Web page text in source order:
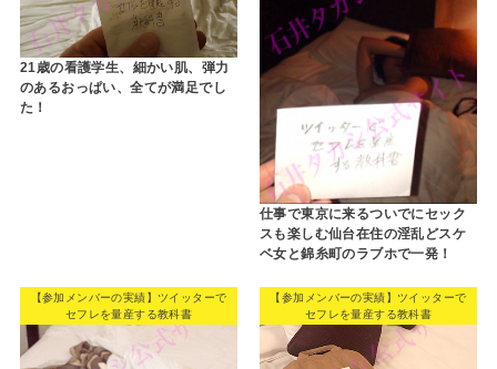
21歳の看護学生、細かい肌、弾力
のあるおっぱい、全てが満足でし
た！
仕事で東京に来るついでにセック
スも楽しむ仙台在住の淫乱どスケ
ベ女と錦糸町のラブホで一発！
【参加メンバーの実績】ツイッターで
セフレを量産する教科書
【参加メンバーの実績】ツイッターで
セフレを量産する教科書